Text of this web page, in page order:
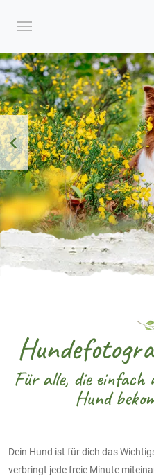
Für alle, die einfach
Hund
Dein Hund ist für dich das
verbringt jede freie Minute